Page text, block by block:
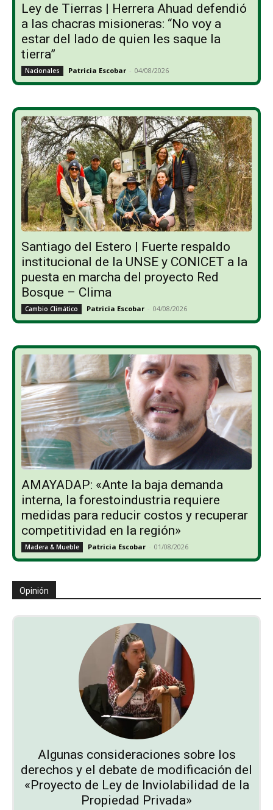
Ley de Tierras | Herrera Ahuad defendió
a las chacras misioneras: “No voy a
estar del lado de quien les saque la
tierra”
Nacionales Patricia Escobar - 04/08/2026
Santiago del Estero | Fuerte respaldo
institucional de la UNSE y CONICET a la
puesta en marcha del proyecto Red
Bosque – Clima
Cambio Climático Patricia Escobar - 04/08/2026
AMAYADAP: «Ante la baja demanda
interna, la forestoindustria requiere
medidas para reducir costos y recuperar
competitividad en la región»
Madera & Mueble Patricia Escobar - 01/08/2026
Opinión
Algunas consideraciones sobre los
derechos y el debate de modificación del
«Proyecto de Ley de Inviolabilidad de la
Propiedad Privada»